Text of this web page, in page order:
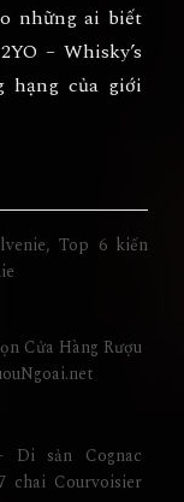
những ai biết
– Whisky’s
hạng của giới
Top 6 kiến
Cửa Hàng Rượu
Di sản Cognac
chai Courvoisier